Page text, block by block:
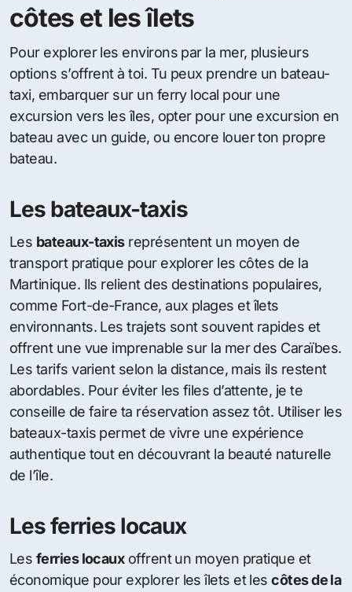
côtes et les îlets
Pour explorer les environs par la mer, plusieurs
options s’offrent à toi. Tu peux prendre un bateau-
taxi, embarquer sur un ferry local pour une
excursion vers les îles, opter pour une excursion en
bateau avec un guide, ou encore louer ton propre
bateau.
Les bateaux-taxis
Les bateaux-taxisreprésentent un moyen de
transport pratique pour explorer les côtes de la
Martinique. Ils relient des destinations populaires,
comme Fort-de-France, aux plages et îlets
environnants. Les trajets sont souvent rapides et
offrent une vue imprenable sur la mer des Caraïbes.
Les tarifs varient selon la distance, mais ils restent
abordables. Pour éviter les files d’attente, je te
conseille de faire ta réservation assez tôt. Utiliser les
bateaux-taxis permet de vivre une expérience
authentique tout en découvrant la beauté naturelle
de l’île.
Les ferries locaux
Les ferries locauxoffrent un moyen pratique et
économique pour explorer les îlets et lescôtes de la